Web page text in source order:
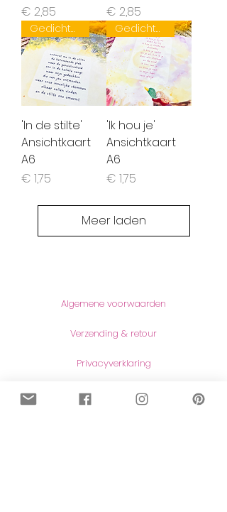
Prijs
€ 2,85
Prijs
€ 2,85
Gedichten van Romy
'In de stilte'
Ansichtkaart
A6
Prijs
€ 1,75
Gedichten van Romy
'Ik hou je'
Ansichtkaart
A6
Prijs
€ 1,75
Meer laden
Algemene voorwaarden
Verzending & retour
Privacyverklaring
Producten